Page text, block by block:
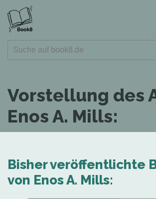
Vorstellung des
Enos A. Mills:
Bisher veröffentlichte
von Enos A. Mills: